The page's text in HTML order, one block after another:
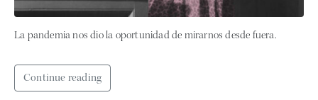
La pandemia nos dio la oportunidad de mirarnos desde fuera.
Continue reading